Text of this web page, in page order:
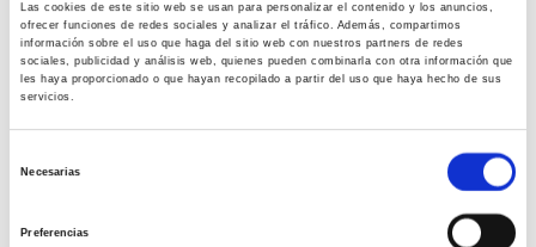
Las cookies de este sitio web se usan para personalizar el contenido y los anuncios,
ofrecer funciones de redes sociales y analizar el tráfico. Además, compartimos
información sobre el uso que haga del sitio web con nuestros partners de redes
sociales, publicidad y análisis web, quienes pueden combinarla con otra información que
les haya proporcionado o que hayan recopilado a partir del uso que haya hecho de sus
servicios.
Necesarias
Preferencias